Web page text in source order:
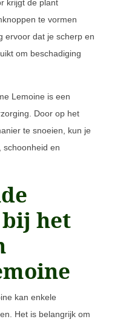
krijgt de plant
te vormen
ervoor dat je scherp en
om beschadiging
Lemoine is een
Door op het
te snoeien, kun je
schoonheid en
het
kan enkele
Het is belangrijk om